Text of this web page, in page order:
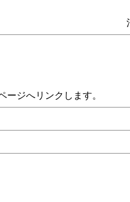
ージへリンクします。